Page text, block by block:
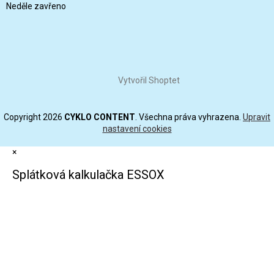
Neděle zavřeno
Vytvořil Shoptet
Copyright 2026 CYKLO CONTENT . Všechna práva vyhrazena. Upravit
nastavení cookies
×
Splátková kalkulačka ESSOX